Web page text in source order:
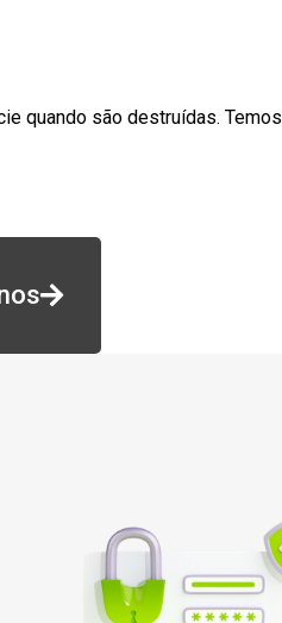
quando são destruídas. Temos